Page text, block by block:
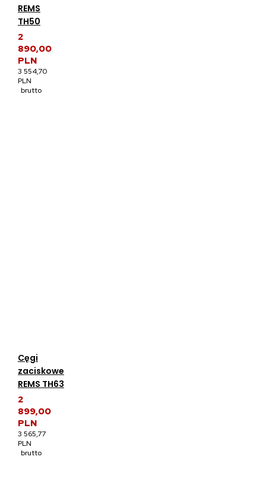
REMS
TH50
2
890,00
PLN
3 554,70
PLN
Cęgi
zaciskowe
REMS TH63
2
899,00
PLN
3 565,77
PLN